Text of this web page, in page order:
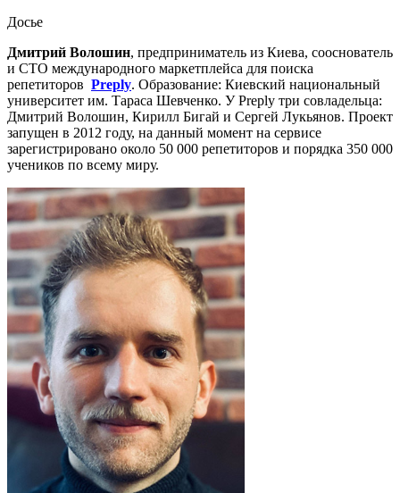
Досье
Дмитрий Волошин, предприниматель из Киева, сооснователь
и СТО международного маркетплейса для поиска
репетиторов Preply. Образование: Киевский национальный
университет им. Тараса Шевченко. У Preply три совладельца:
Дмитрий Волошин, Кирилл Бигай и Сергей Лукьянов. Проект
запущен в 2012 году, на данный момент на сервисе
зарегистрировано около 50 000 репетиторов и порядка 350 000
учеников по всему миру.